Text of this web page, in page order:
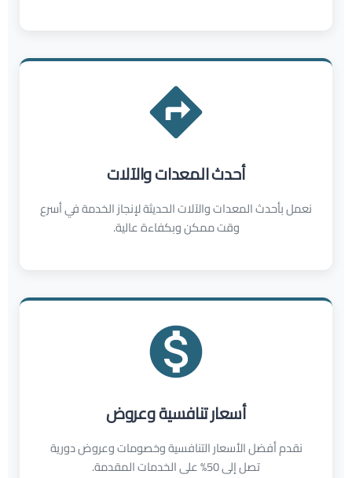
أحدث المعدات والآلات
نعمل بأحدث المعدات والآلات الحديثة لإنجاز الخدمة في أسرع
وقت ممكن وبكفاءة عالية.
أسعار تنافسية وعروض
نقدم أفضل الأسعار التنافسية وخصومات وعروض دورية
تصل إلى 50% على الخدمات المقدمة.